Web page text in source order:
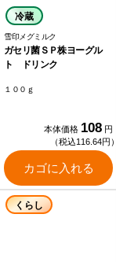
冷蔵
雪印メグミルク
ガセリ菌ＳＰ株ヨーグル
ト ドリンク
１００ｇ
本体価格 108 円
（税込116.64円）
カゴに入れる
くらし